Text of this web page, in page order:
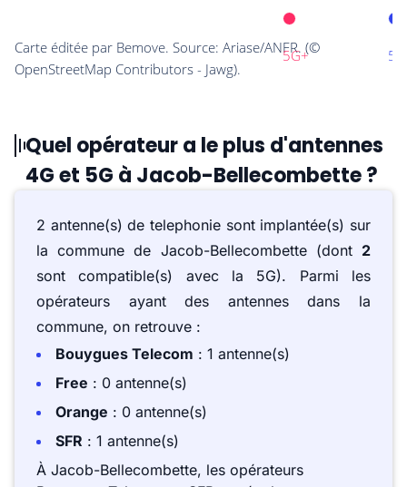
Quel opérateur a le plus d'antennes
4G et 5G à Jacob-Bellecombette ?
2 antenne(s) de telephonie sont implantée(s) sur
la commune de Jacob-Bellecombette (dont 2
sont compatible(s) avec la 5G). Parmi les
opérateurs ayant des antennes dans la
commune, on retrouve :
Bouygues Telecom : 1 antenne(s)
Free : 0 antenne(s)
Orange : 0 antenne(s)
SFR : 1 antenne(s)
À Jacob-Bellecombette, les opérateurs